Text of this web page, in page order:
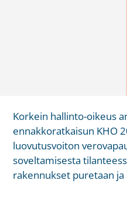
Korkein hallinto-oikeus
ennakkoratkaisun KHO
luovutusvoiton
soveltamisesta
rakennukset puretaan ja